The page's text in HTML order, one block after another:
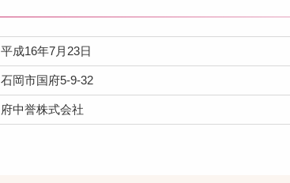
平成16年7月23日
石岡市国府5-9-32
府中誉株式会社